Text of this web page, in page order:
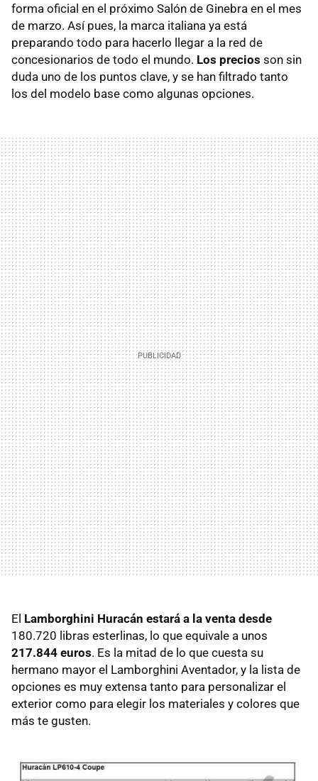
forma oficial en el próximo Salón de Ginebra en el mes
de marzo. Así pues, la marca italiana ya está
preparando todo para hacerlo llegar a la red de
concesionarios de todo el mundo. Los precios son sin
duda uno de los puntos clave, y se han filtrado tanto
los del modelo base como algunas opciones.
El Lamborghini Huracán estará a la venta desde
180.720 libras esterlinas, lo que equivale a unos
217.844 euros. Es la mitad de lo que cuesta su
hermano mayor el Lamborghini Aventador, y la lista de
opciones es muy extensa tanto para personalizar el
exterior como para elegir los materiales y colores que
más te gusten.